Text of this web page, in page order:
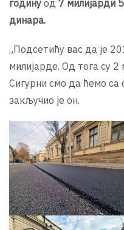
годину од 7 милијарди
динара.
„Подсетићу вас да је
милијарде. Од тога су
Сигурни смо да ћемо са
закључио је он.